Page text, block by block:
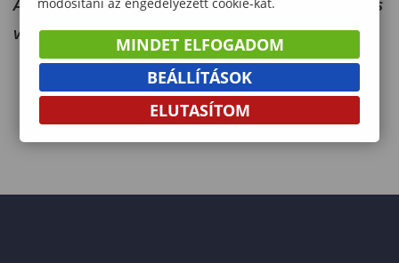
A felvételivel kapcsolatos leggyakoribb kérdések és
válaszok.
MINDET ELFOGADOM
BEÁLLÍTÁSOK
ELUTASÍTOM